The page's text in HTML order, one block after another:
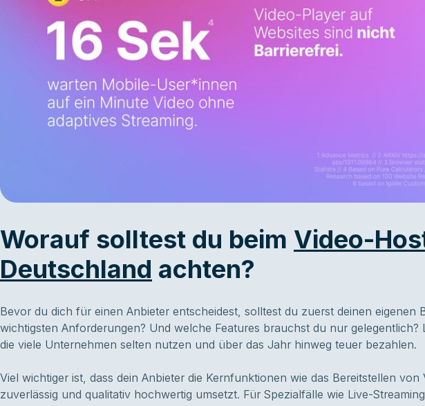
Worauf solltest du beim Video-
Deutschland achten?
Bevor du dich für einen Anbieter entscheidest, solltest du zuerst deinen eigenen
wichtigsten Anforderungen? Und welche Features brauchst du nur gelegentlich?
die viele Unternehmen selten nutzen und über das Jahr hinweg teuer bezahlen.
Viel wichtiger ist, dass dein Anbieter die Kernfunktionen wie das Bereitstellen
zuverlässig und qualitativ hochwertig umsetzt. Für Spezialfälle wie Live-